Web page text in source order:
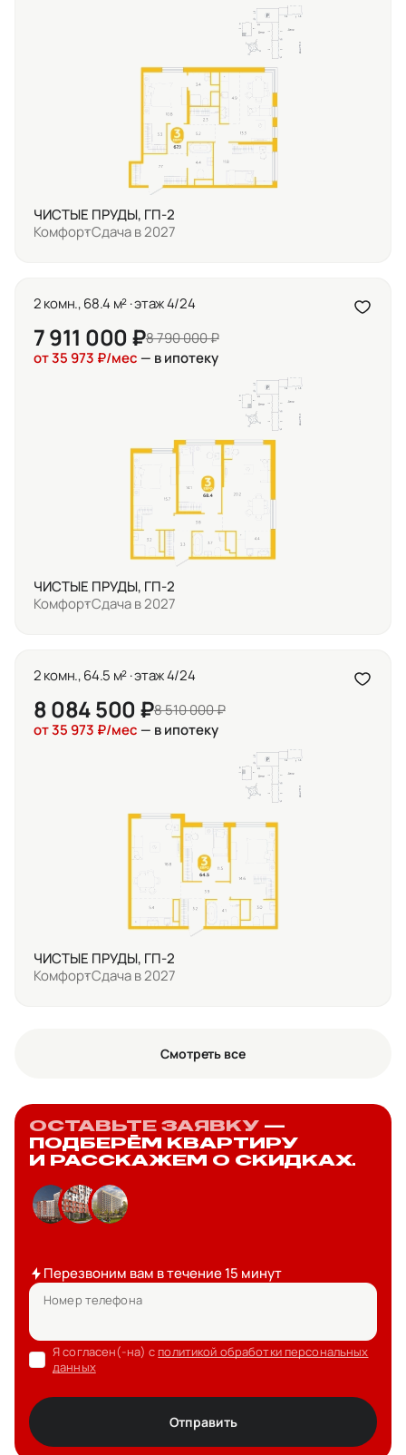
ЧИСТЫЕ ПРУДЫ, ГП-2
КомфортСдача в 2027
2 комн., 68.4 м² · этаж 4/24
7 911 000 ₽8 790 000 ₽
от 35 973 ₽/мес — в ипотеку
ЧИСТЫЕ ПРУДЫ, ГП-2
КомфортСдача в 2027
2 комн., 64.5 м² · этаж 4/24
8 084 500 ₽8 510 000 ₽
от 35 973 ₽/мес — в ипотеку
ЧИСТЫЕ ПРУДЫ, ГП-2
КомфортСдача в 2027
Смотреть все
ОСТАВЬТЕ ЗАЯВКУ —
ПОДБЕРЁМ КВАРТИРУ
И РАССКАЖЕМ О СКИДКАХ.
Перезвоним вам в течение 15 минут
Номер телефона
Я согласен(-на) с политикой обработки персональных
данных
Отправить